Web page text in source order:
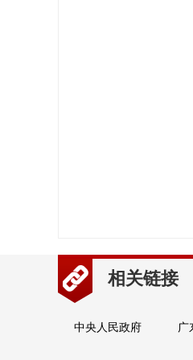
相关链接
中央人民政府 广